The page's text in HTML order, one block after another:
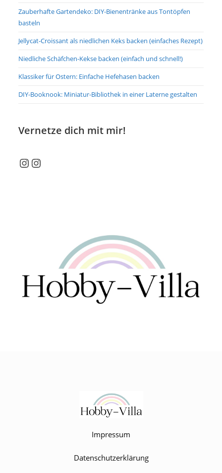
Zauberhafte Gartendeko: DIY-Bienentränke aus Tontöpfen
basteln
Jellycat-Croissant als niedlichen Keks backen (einfaches Rezept)
Niedliche Schäfchen-Kekse backen (einfach und schnell!)
Klassiker für Ostern: Einfache Hefehasen backen
DIY-Booknook: Miniatur-Bibliothek in einer Laterne gestalten
Vernetze dich mit mir!
Instagram
Instagram
Impressum
Datenschutzerklärung